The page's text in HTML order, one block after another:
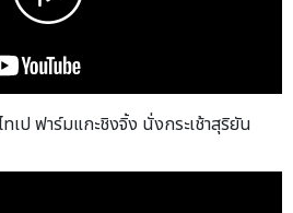
เป ฟาร์มแกะชิงจิ้ง นั่งกระเช้าสุริยัน